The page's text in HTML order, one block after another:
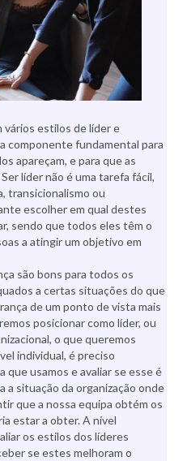
vários estilos de líder e
componente fundamental para
apareçam, e para que as
líder não é uma tarefa fácil,
transicionalismo ou
escolher em qual destes
sendo que todos eles têm o
a atingir um objetivo em
são bons para todos os
a certas situações do que
de um ponto de vista mais
posicionar como líder, ou
o que queremos
individual, é preciso
usamos e avaliar se esse é
a situação da organização onde
que a nossa equipa obtém os
estar a obter. A nível
os estilos dos líderes
se estes melhoram o